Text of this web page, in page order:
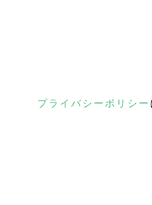
プライバシーポリシー